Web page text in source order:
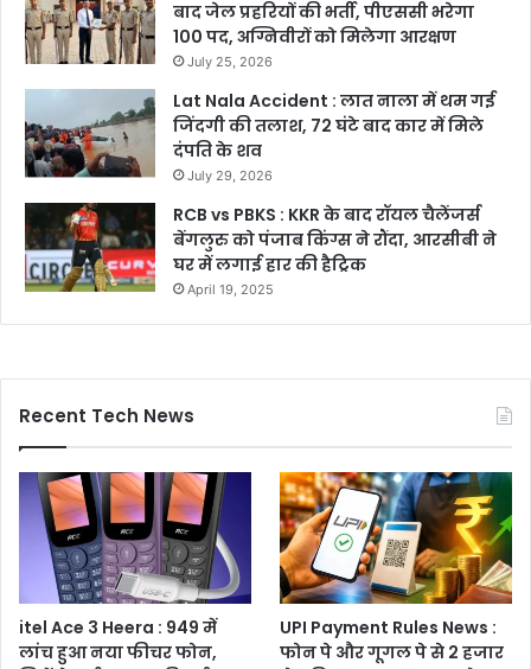
बाद जेल प्रहरियों की भर्ती, पीएससी भरेगा
100 पद, अग्निवीरों को मिलेगा आरक्षण
July 25, 2026
Lat Nala Accident : लात नाला में थम गई
जिंदगी की तलाश, 72 घंटे बाद कार में मिले
दंपति के शव
July 29, 2026
RCB vs PBKS : KKR के बाद रॉयल चैलेंजर्स
बेंगलुरु को पंजाब किंग्स ने रौंदा, आरसीबी ने
घर में लगाई हार की हैट्रिक
April 19, 2025
Recent Tech News
itel Ace 3 Heera : 949 में
लांच हुआ नया फीचर फोन,
UPI Payment Rules News :
फोन पे और गूगल पे से 2 हजार